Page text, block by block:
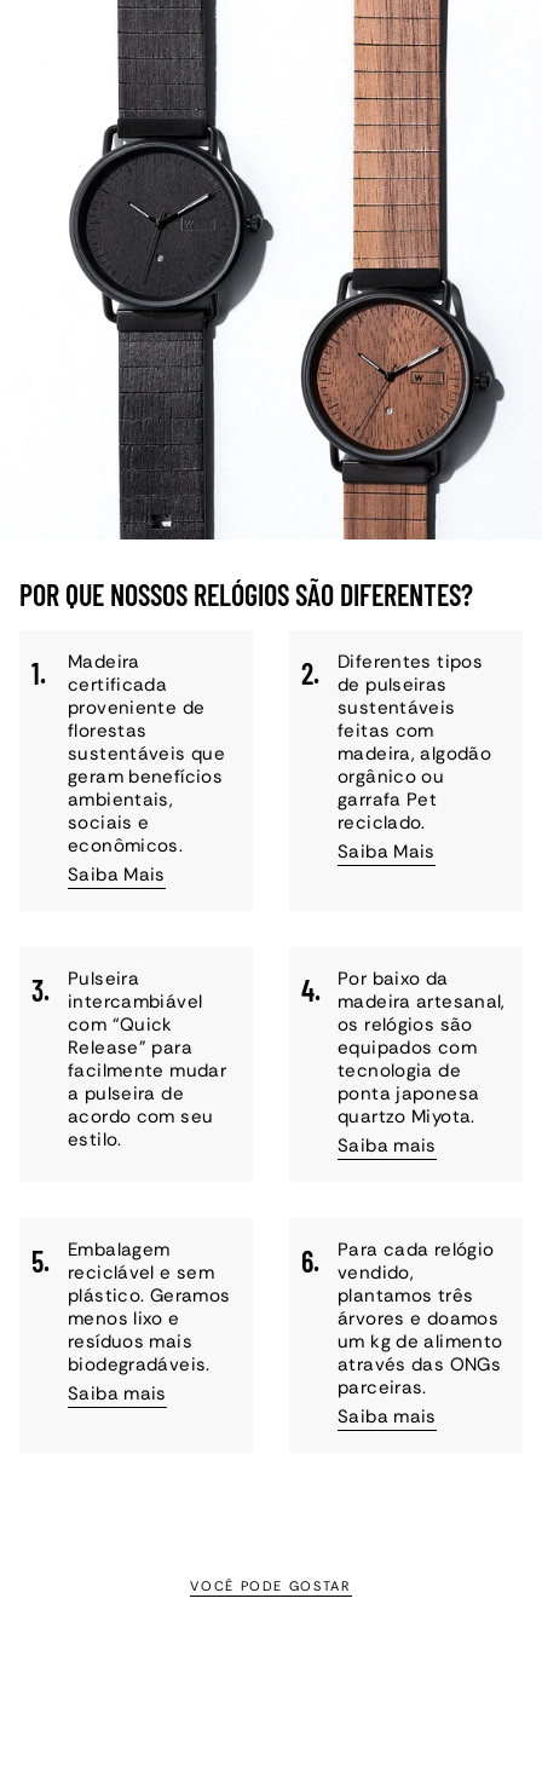
POR QUE NOSSOS RELÓGIOS SÃO DIFERENTES?
1.
Madeira
certificada
proveniente de
florestas
sustentáveis que
geram benefícios
ambientais,
sociais e
econômicos.
Saiba Mais
2.
Diferentes tipos
de pulseiras
sustentáveis
feitas com
madeira, algodão
orgânico ou
garrafa Pet
reciclado.
Saiba Mais
3.
Pulseira
intercambiável
com “Quick
Release” para
facilmente mudar
a pulseira de
acordo com seu
estilo.
4.
Por baixo da
madeira artesanal,
os relógios são
equipados com
tecnologia de
ponta japonesa
quartzo Miyota.
Saiba mais
5.
Embalagem
reciclável e sem
plástico. Geramos
menos lixo e
resíduos mais
biodegradáveis.
Saiba mais
6.
Para cada relógio
vendido,
plantamos três
árvores e doamos
um kg de alimento
através das ONGs
parceiras.
Saiba mais
VOCÊ PODE GOSTAR